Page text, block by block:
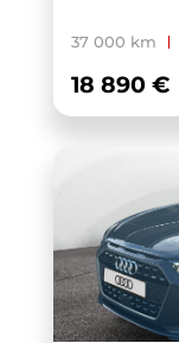
37 000 km
18 890 €